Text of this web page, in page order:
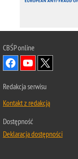
CBŚPonline
Redakcja serwisu
Kontakt z redakcją
Dostępność
Deklaracja dostępności